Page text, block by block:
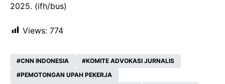
2025. (ifh/bus)
Views: 774
CNN INDONESIA
KOMITE ADVOKASI JURNALIS
PEMOTONGAN UPAH PEKERJA